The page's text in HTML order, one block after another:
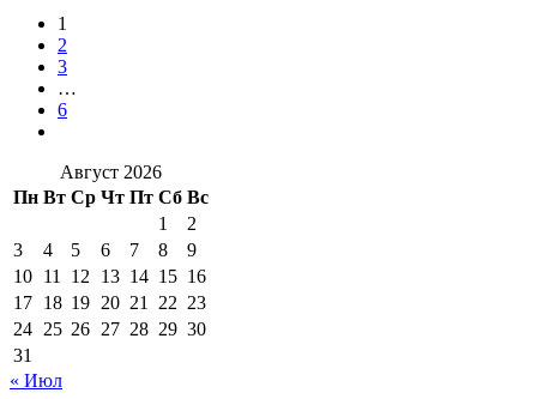
1
2
3
…
6
Август 2026
Пн Вт Ср Чт Пт Сб Вс
1
2
3
4 5 6 7 8
9
10 11 12 13 14 15 16
17 18 19 20 21 22 23
24 25 26 27 28 29 30
31
« Июл